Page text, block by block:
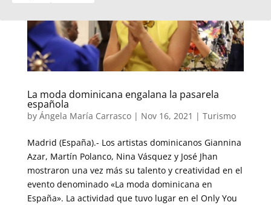
La moda dominicana engalana la pasarela
española
by Ángela María Carrasco| Nov 16, 2021 | Turismo
Madrid (España).- Los artistas dominicanos Giannina
Azar, Martín Polanco, Nina Vásquez y José Jhan
mostraron una vez más su talento y creatividad en el
evento denominado «La moda dominicana en
España». La actividad que tuvo lugar en el Only You